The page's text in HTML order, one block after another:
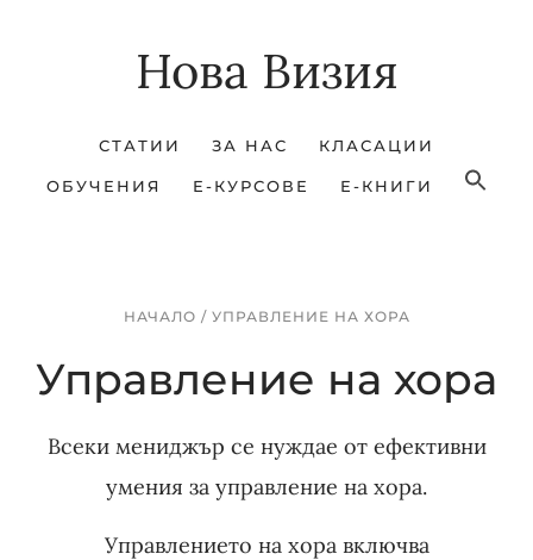
Нова Визия
СТАТИИ ЗА НАС КЛАСАЦИИ
ОБУЧЕНИЯ Е-КУРСОВЕ Е-КНИГИ
НАЧАЛО /УПРАВЛЕНИЕ НА ХОРА
Управление на хора
Всеки мениджър се нуждае от ефективни
умения за управление на хора.
Управлението на хора включва